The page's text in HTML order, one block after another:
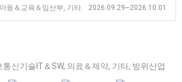
동＆교육＆임산부, 기타 2026.09.29~2026.10.01
바 장난감 및 아동용 액세서리 전시회 [World
통신기술IT＆SW, 의료＆제약, 기타, 방위산업